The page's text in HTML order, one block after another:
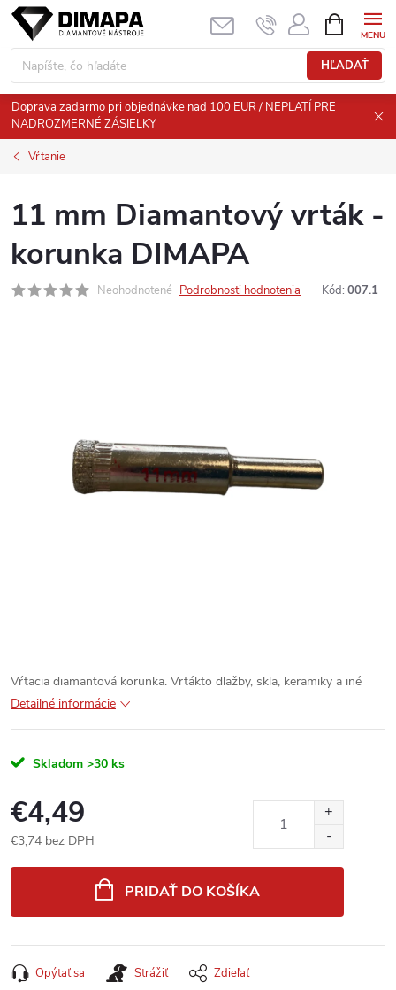
Prejsť
obsah
HĽADAŤ
KOŠÍK
Doprava zadarmo pri objednávke nad 100 EUR / NEPLATÍ PRE
NADROZMERNÉ ZÁSIELKY
Vŕtanie
11 mm Diamantový vrták -
korunka DIMAPA
Neohodnotené Podrobnosti hodnotenia Kód: 007.1
Vŕtacia diamantová korunka. Vrtákto dlažby, skla, keramiky a iné
Detailné informácie
Skladom >30 ks
€4,49
€3,74 bez DPH
PRIDAŤ DO KOŠÍKA
Opýtať sa Strážiť Zdieľať